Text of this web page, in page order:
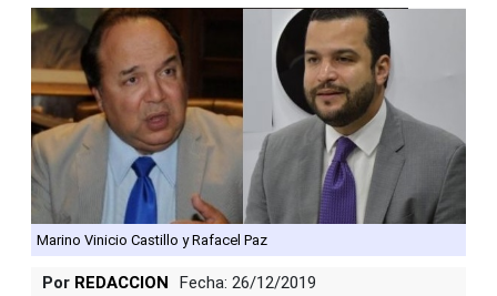
Marino Vinicio Castillo y Rafacel Paz
Por REDACCION
Fecha: 26/12/2019